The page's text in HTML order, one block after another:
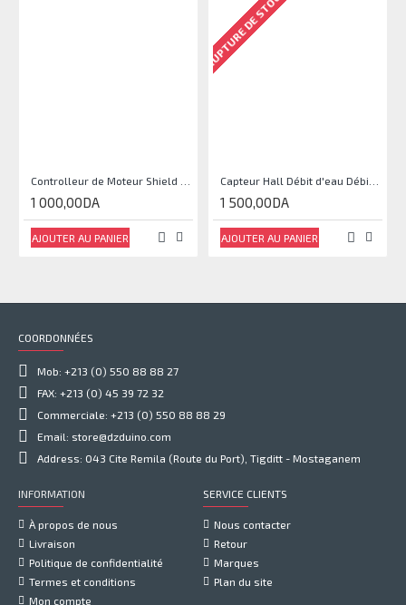
1 000,00DA
AJOUTER AU PANIER
RUPTURE DE STOCK
1 500,00DA
AJOUTER AU PANIER
COORDONNÉES
Mob: +213 (0) 550 88 88 27
FAX: +213 (0) 45 39 72 32
Commerciale: +213 (0) 550 88 88 29
Email: store@dzduino.com
Address: 043 Cite Remila (Route du Port), Tigditt - Mostaganem
INFORMATION
À propos de nous
Livraison
Politique de confidentialité
Termes et conditions
Mon compte
SERVICE CLIENTS
Nous contacter
Retour
Marques
Plan du site